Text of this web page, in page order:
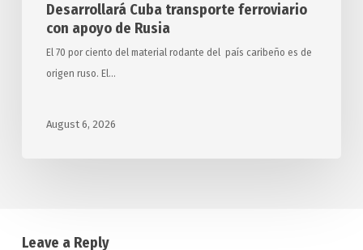
Desarrollará Cuba transporte ferroviario
con apoyo de Rusia
El 70 por ciento del material rodante del país caribeño es de
origen ruso. El…
August 6, 2026
Leave a Reply